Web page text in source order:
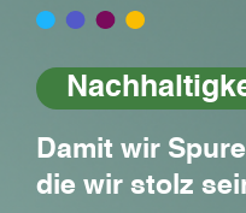
Damit wir
die wir stolz